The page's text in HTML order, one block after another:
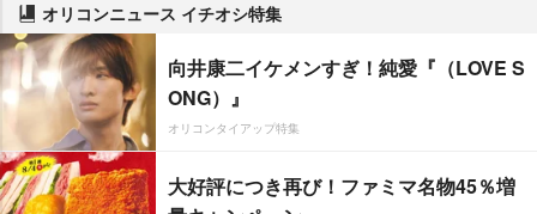
オリコンニュース イチオシ特集
向井康二イケメンすぎ！純愛『（LOVE S
ONG）』
オリコンタイアップ特集
大好評につき再び！ファミマ名物45％増